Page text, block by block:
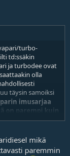
turbo-
td:ssäkin
ja turbodee ovat
olla
täysin samoiksi
imusarjaa
on parempi kuin
mikä
paremmin